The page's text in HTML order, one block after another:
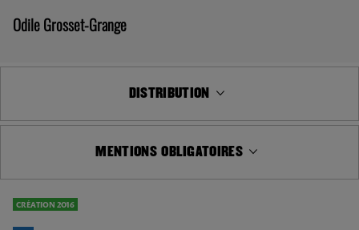
Odile Grosset-Grange
DISTRIBUTION
MENTIONS OBLIGATOIRES
CRÉATION 2016